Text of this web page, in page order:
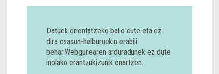
Datuek orientatzeko balio dute eta ez
dira osasun-helburuekin erabili
behar.Webgunearen arduradunek ez dute
inolako erantzukizunik onartzen.